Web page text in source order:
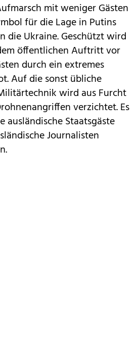
mit weniger Gästen
für die Lage in Putins
die Ukraine. Geschützt wird
öffentlichen Auftritt vor
durch ein extremes
Auf die sonst übliche
wird aus Furcht
verzichtet. Es
Staatsgäste
Journalisten